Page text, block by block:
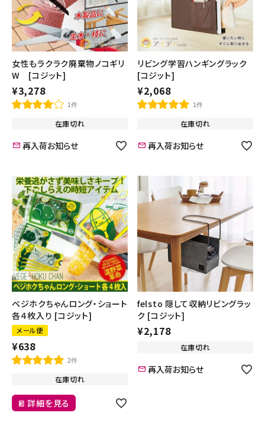
女性もラクラク廃棄物ノコギリ
W [コジット]
¥3,278
1件
在庫切れ
再入荷お知らせ
リビング学習ハンギングラック
[コジット]
¥2,068
1件
在庫切れ
再入荷お知らせ
ベジホクちゃんロング・ショート
各４枚入り [コジット]
メール便
¥638
2件
在庫切れ
詳細を見る
felsto 隠して収納リビングラッ
ク [コジット]
¥2,178
在庫切れ
再入荷お知らせ